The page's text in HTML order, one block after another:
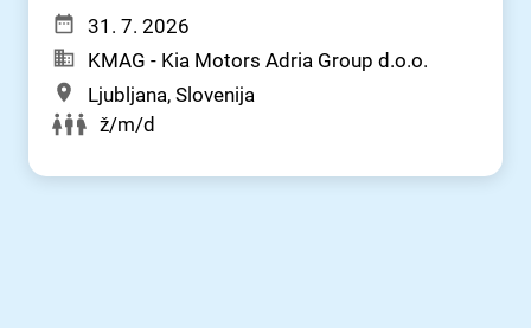
31. 7. 2026
KMAG - Kia Motors Adria Group d.o.o.
Ljubljana, Slovenija
ž/m/d